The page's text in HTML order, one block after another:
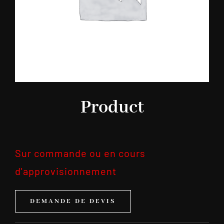
Product
Sur commande ou en cours
d'approvisionnement
DEMANDE DE DEVIS